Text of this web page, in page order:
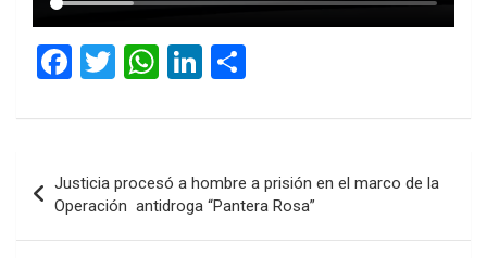
F
ce
b
o
o
T
tt
W
at
s
A
p
Li
ke
dI
n
m
ar
tir
de
entradas
Justicia procesó a hombre a prisión en el marco de la
Operación antidroga “Pantera Rosa”